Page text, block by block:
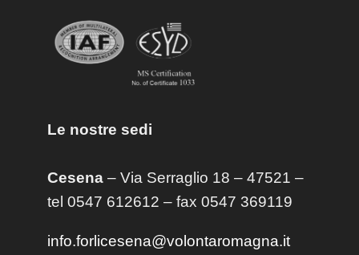
Le nostre sedi
Cesena– Via Serraglio 18 – 47521 –
tel 0547 612612 – fax 0547 369119
info.forlicesena@volontaromagna.it